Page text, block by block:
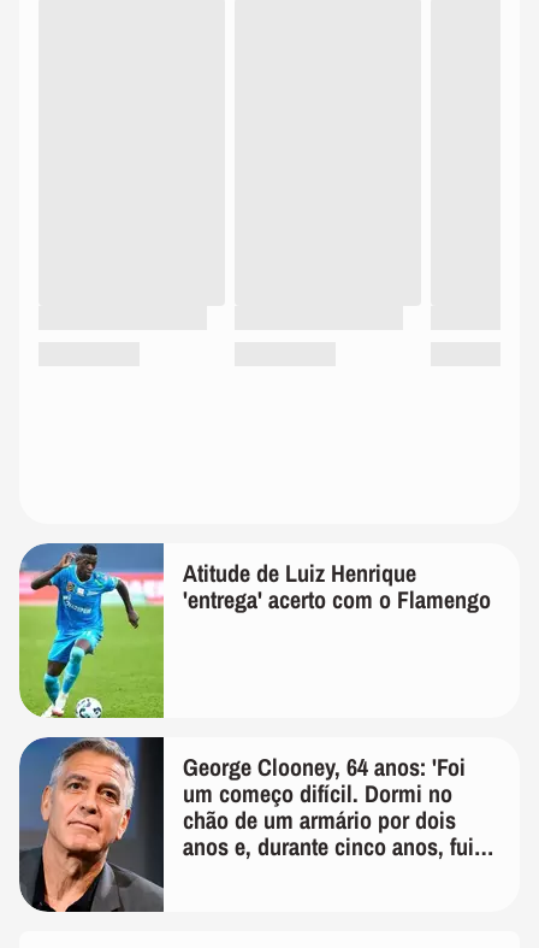
Atitude de Luiz Henrique
'entrega' acerto com o Flamengo
George Clooney, 64 anos: 'Foi
um começo difícil. Dormi no
chão de um armário por dois
anos e, durante cinco anos, fui